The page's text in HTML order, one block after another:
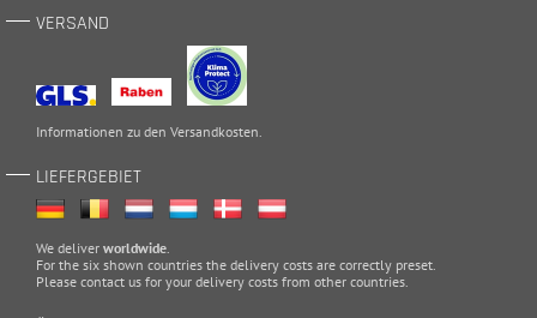
VERSAND
Informationen zu den Versandkosten
LIEFERGEBIET
We deliver worldwide
For the six shown countries the delivery costs are correctly preset.
Please contact us for your delivery costs from other countries.